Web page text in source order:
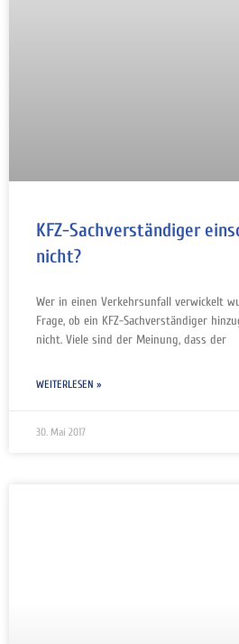
KFZ-Sachverständiger
nicht?
Wer in einen Verkehrsunfall verwickelt
Frage, ob ein KFZ-Sachverständiger
nicht. Viele sind der Meinung, dass der
WEITERLESEN »
30. Mai 2017